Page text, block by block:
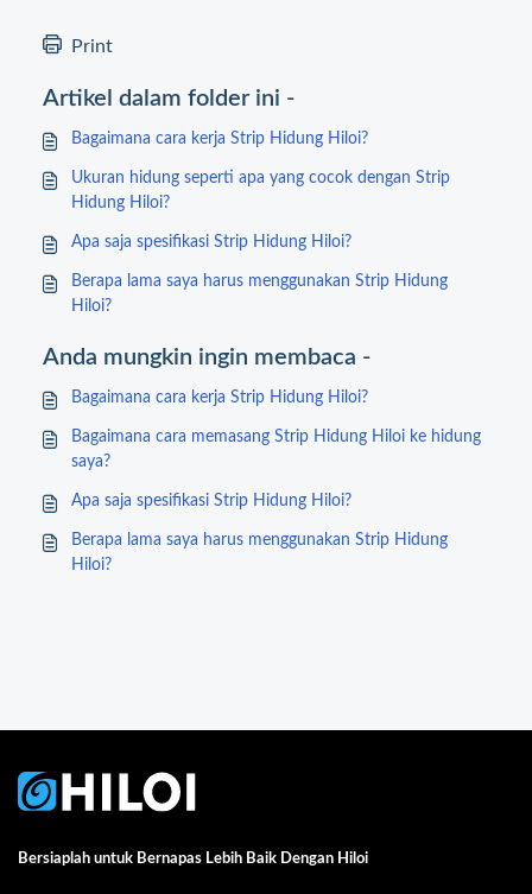
Print
Artikel dalam folder ini -
Bagaimana cara kerja Strip Hidung Hiloi?
Ukuran hidung seperti apa yang cocok dengan Strip
Hidung Hiloi?
Apa saja spesifikasi Strip Hidung Hiloi?
Berapa lama saya harus menggunakan Strip Hidung
Hiloi?
Anda mungkin ingin membaca -
Bagaimana cara kerja Strip Hidung Hiloi?
Bagaimana cara memasang Strip Hidung Hiloi ke hidung
saya?
Apa saja spesifikasi Strip Hidung Hiloi?
Berapa lama saya harus menggunakan Strip Hidung
Hiloi?
Bersiaplah untuk Bernapas Lebih Baik Dengan Hiloi